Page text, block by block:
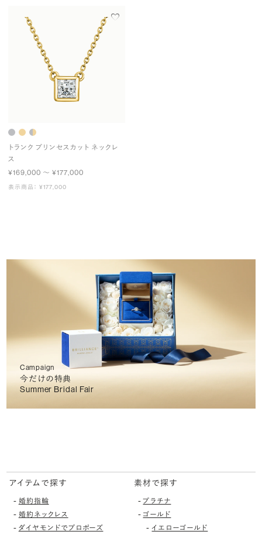
トランク プリンセスカット ネックレ
ス
¥169,000 〜 ¥177,000
表示商品： ¥177,000
Campaign
今だけの特典
Summer Bridal Fair
アイテムで探す
- 婚約指輪
- 婚約ネックレス
- ダイヤモンドでプロポーズ
素材で探す
-プラチナ
- ゴールド
-イエローゴールド